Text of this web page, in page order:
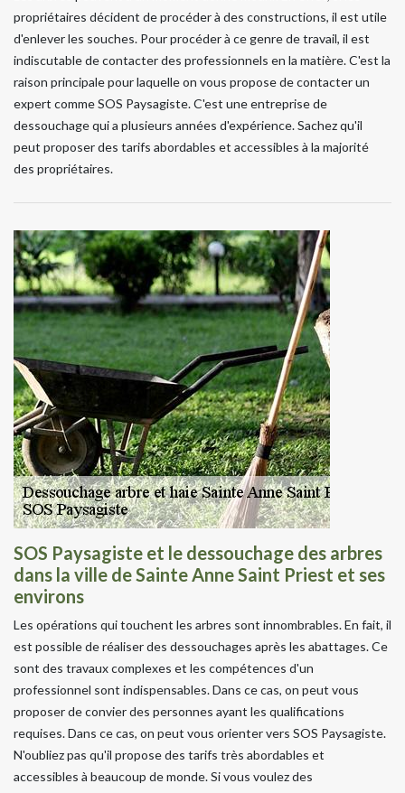
propriétaires décident de procéder à des constructions, il est utile
d'enlever les souches. Pour procéder à ce genre de travail, il est
indiscutable de contacter des professionnels en la matière. C'est la
raison principale pour laquelle on vous propose de contacter un
expert comme SOS Paysagiste. C'est une entreprise de
dessouchage qui a plusieurs années d'expérience. Sachez qu'il
peut proposer des tarifs abordables et accessibles à la majorité
des propriétaires.
SOS Paysagiste et le dessouchage des arbres
dans la ville de Sainte Anne Saint Priest et ses
environs
Les opérations qui touchent les arbres sont innombrables. En fait, il
est possible de réaliser des dessouchages après les abattages. Ce
sont des travaux complexes et les compétences d'un
professionnel sont indispensables. Dans ce cas, on peut vous
proposer de convier des personnes ayant les qualifications
requises. Dans ce cas, on peut vous orienter vers SOS Paysagiste.
N'oubliez pas qu'il propose des tarifs très abordables et
accessibles à beaucoup de monde. Si vous voulez des